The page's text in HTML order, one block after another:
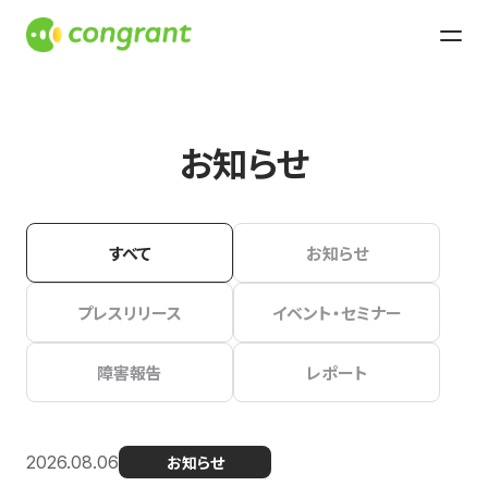
お知らせ
すべて お知らせ
プレスリリース イベント・セミナー
障害報告 レポート
2026.08.06 お知らせ